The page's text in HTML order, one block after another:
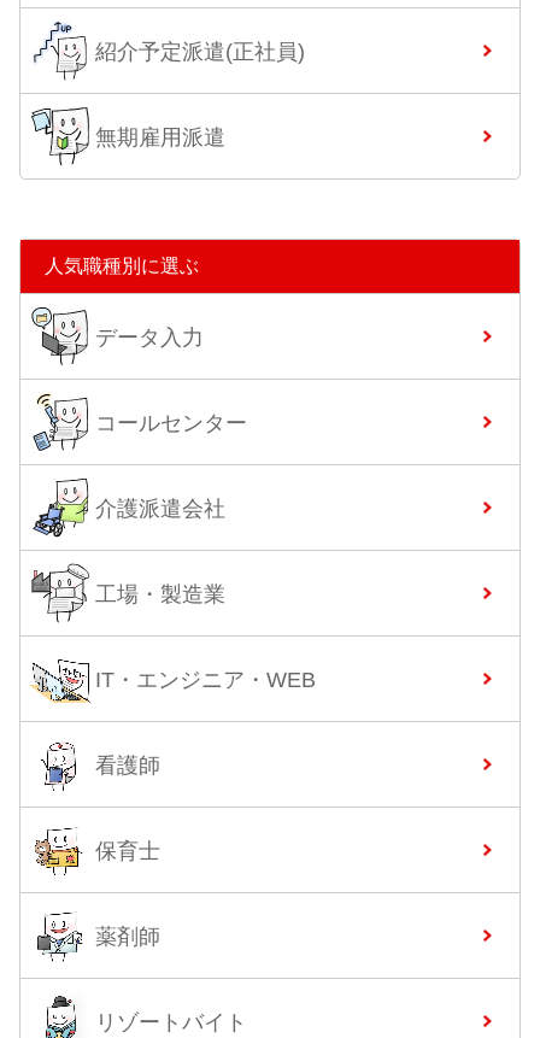
紹介予定派遣(正社員)
無期雇用派遣
人気職種別に選ぶ
データ入力
コールセンター
介護派遣会社
工場・製造業
IT・エンジニア・WEB
看護師
保育士
薬剤師
リゾートバイト